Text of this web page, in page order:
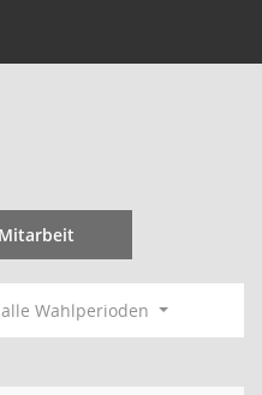
Mitarbeit
alle Wahlperioden